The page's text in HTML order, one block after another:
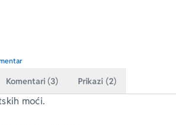
Komentari (3) Prikazi (2)
moći.